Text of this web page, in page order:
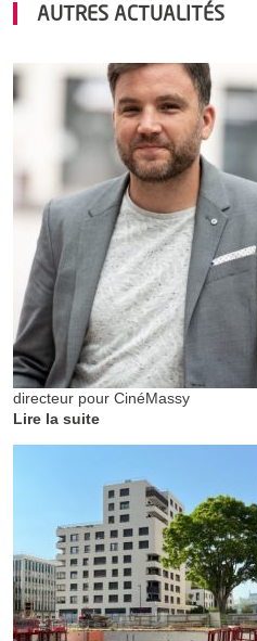
AUTRES ACTUALITÉS
directeur pour CinéMassy
Lire la suite